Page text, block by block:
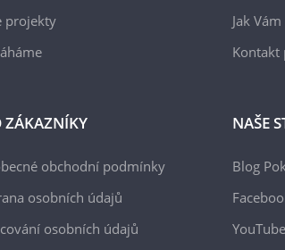
projekty
ZÁKAZNÍKY
obchodní podmínky
osobních údajů
osobních údajů
Jak
Kontakt
NAŠE
Blog